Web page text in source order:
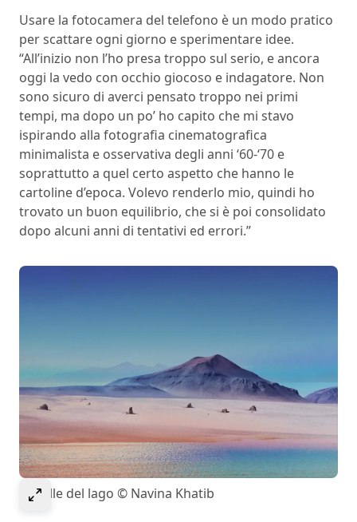
Usare la fotocamera del telefono è un modo pratico
per scattare ogni giorno e sperimentare idee.
“All’inizio non l’ho presa troppo sul serio, e ancora
oggi la vedo con occhio giocoso e indagatore. Non
sono sicuro di averci pensato troppo nei primi
tempi, ma dopo un po’ ho capito che mi stavo
ispirando alla fotografia cinematografica
minimalista e osservativa degli anni ‘60-‘70 e
soprattutto a quel certo aspetto che hanno le
cartoline d’epoca. Volevo renderlo mio, quindi ho
trovato un buon equilibrio, che si è poi consolidato
dopo alcuni anni di tentativi ed errori.”
Select to expand image
La valle del lago © Navina Khatib